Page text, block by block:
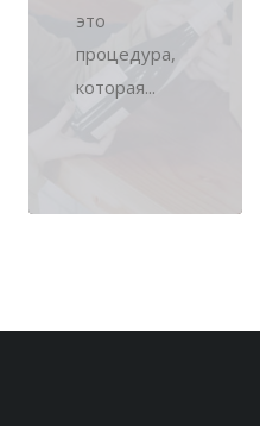
это
процедура,
которая...